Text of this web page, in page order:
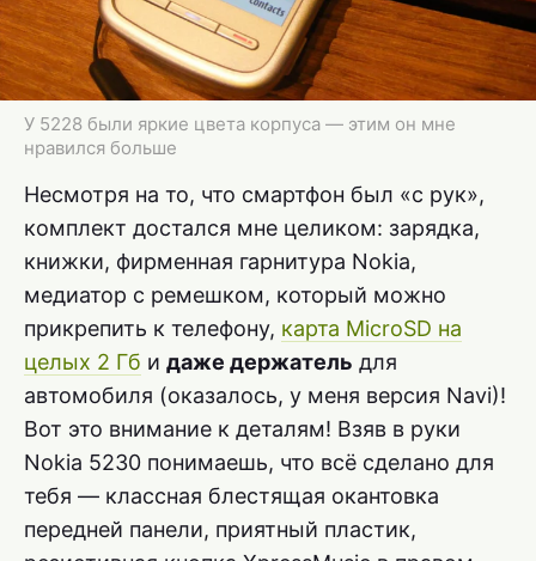
У 5228 были яркие цвета корпуса — этим он мне
нравился больше
Несмотря на то, что смартфон был «с рук»,
комплект достался мне целиком: зарядка,
книжки, фирменная гарнитура Nokia,
медиатор с ремешком, который можно
прикрепить к телефону, карта MicroSD на
целых 2 Гб и даже держатель для
автомобиля (оказалось, у меня версия Navi)!
Вот это внимание к деталям! Взяв в руки
Nokia 5230 понимаешь, что всё сделано для
тебя — классная блестящая окантовка
передней панели, приятный пластик,